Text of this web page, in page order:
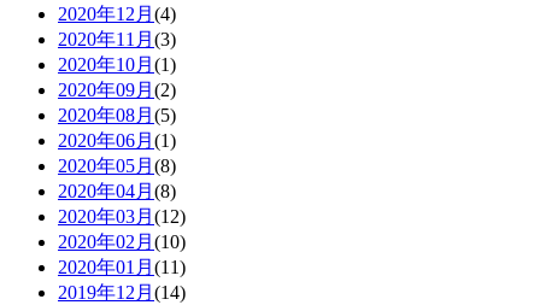
2020年12月 (4)
2020年11月 (3)
2020年10月 (1)
2020年09月 (2)
2020年08月 (5)
2020年06月 (1)
2020年05月 (8)
2020年04月 (8)
2020年03月 (12)
2020年02月 (10)
2020年01月 (11)
2019年12月 (14)